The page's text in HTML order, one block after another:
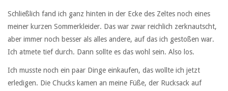
Schließlich fand ich ganz hinten in der Ecke des Zeltes noch eines
meiner kurzen Sommerkleider. Das war zwar reichlich zerknautscht,
aber immer noch besser als alles andere, auf das ich gestoßen war.
Ich atmete tief durch. Dann sollte es das wohl sein. Also los.
Ich musste noch ein paar Dinge einkaufen, das wollte ich jetzt
erledigen. Die Chucks kamen an meine Füße, der Rucksack auf